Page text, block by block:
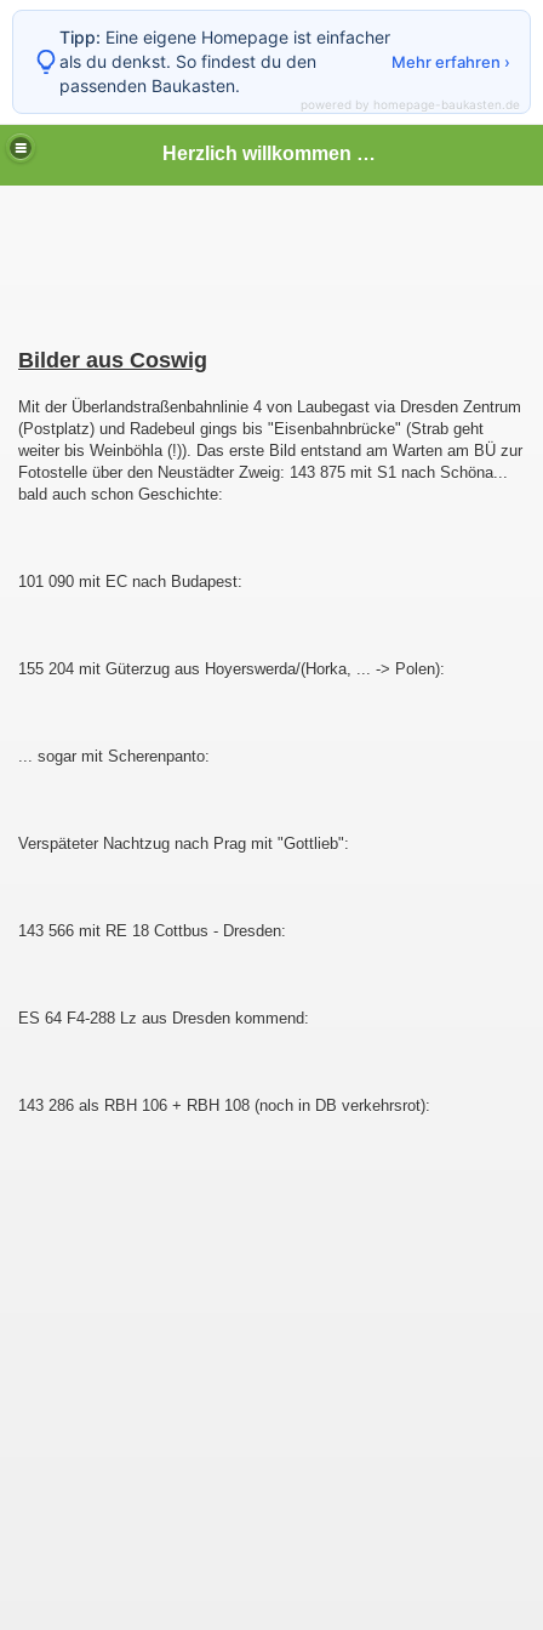
Herzlich willkommen auf meiner Bahnseite
Bilder aus Coswig
Mit der Überlandstraßenbahnlinie 4 von Laubegast via Dresden Zentrum
(Postplatz) und Radebeul gings bis "Eisenbahnbrücke" (Strab geht
weiter bis Weinböhla (!)). Das erste Bild entstand am Warten am BÜ zur
Fotostelle über den Neustädter Zweig: 143 875 mit S1 nach Schöna...
bald auch schon Geschichte:
101 090 mit EC nach Budapest:
155 204 mit Güterzug aus Hoyerswerda/(Horka, ... -> Polen):
... sogar mit Scherenpanto:
Verspäteter Nachtzug nach Prag mit "Gottlieb":
143 566 mit RE 18 Cottbus - Dresden:
ES 64 F4-288 Lz aus Dresden kommend:
143 286 als RBH 106 + RBH 108 (noch in DB verkehrsrot):
Tipp: Eine eigene Homepage ist einfacher
als du denkst. So findest du den
passenden Baukasten.
Mehr erfahren ›
powered by homepage-baukasten.de